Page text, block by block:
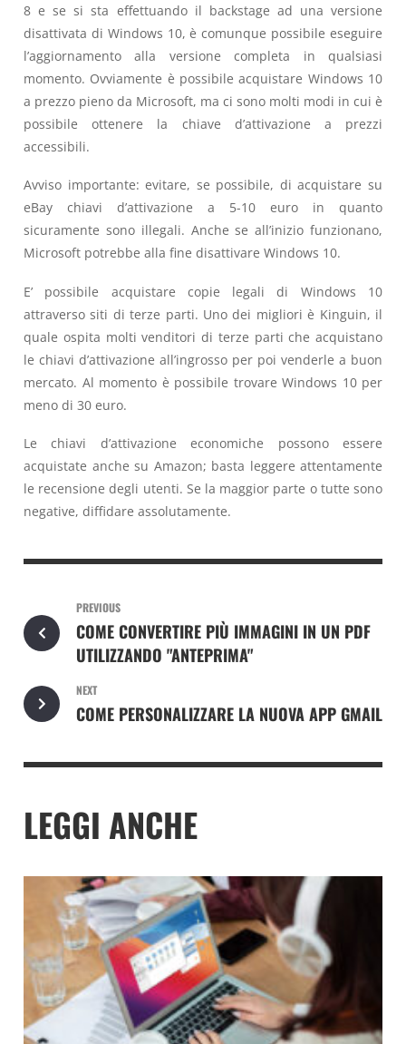
8 e se si sta effettuando il backstage ad una versione
disattivata di Windows 10, è comunque possibile eseguire
l’aggiornamento alla versione completa in qualsiasi
momento. Ovviamente è possibile acquistare Windows 10
a prezzo pieno da Microsoft, ma ci sono molti modi in cui è
possibile ottenere la chiave d’attivazione a prezzi
accessibili.
Avviso importante: evitare, se possibile, di acquistare su
eBay chiavi d’attivazione a 5-10 euro in quanto
sicuramente sono illegali. Anche se all’inizio funzionano,
Microsoft potrebbe alla fine disattivare Windows 10.
E’ possibile acquistare copie legali di Windows 10
attraverso siti di terze parti. Uno dei migliori è Kinguin, il
quale ospita molti venditori di terze parti che acquistano
le chiavi d’attivazione all’ingrosso per poi venderle a buon
mercato. Al momento è possibile trovare Windows 10 per
meno di 30 euro.
Le chiavi d’attivazione economiche possono essere
acquistate anche su Amazon; basta leggere attentamente
le recensione degli utenti. Se la maggior parte o tutte sono
negative, diffidare assolutamente.
PREVIOUS
COME CONVERTIRE PIÙ IMMAGINI IN UN PDF
UTILIZZANDO "ANTEPRIMA"
NEXT
COME PERSONALIZZARE LA NUOVA APP GMAIL
LEGGI ANCHE